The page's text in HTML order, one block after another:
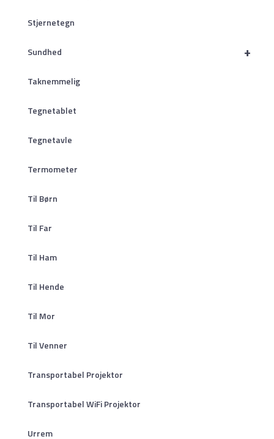
Stjernetegn
+
Sundhed
Taknemmelig
Tegnetablet
Tegnetavle
Termometer
Til Børn
Til Far
Til Ham
Til Hende
Til Mor
Til Venner
Transportabel Projektor
Transportabel WiFi Projektor
Urrem